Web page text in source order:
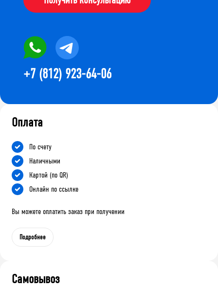
+7 (812) 923-64-06
Оплата
По счету
Наличными
Картой (по QR)
Онлайн по ссылке
Вы можете оплатить заказ при получении
Подробнее
Самовывоз